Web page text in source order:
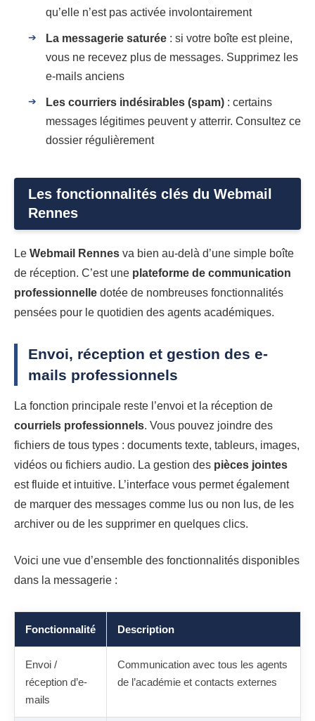
qu’elle n’est pas activée involontairement
La messagerie saturée : si votre boîte est pleine,
vous ne recevez plus de messages. Supprimez les
e-mails anciens
Les courriers indésirables (spam) : certains
messages légitimes peuvent y atterrir. Consultez ce
dossier régulièrement
Les fonctionnalités clés du Webmail
Rennes
Le Webmail Rennes va bien au-delà d’une simple boîte
de réception. C’est une plateforme de communication
professionnelle dotée de nombreuses fonctionnalités
pensées pour le quotidien des agents académiques.
Envoi, réception et gestion des e-
mails professionnels
La fonction principale reste l’envoi et la réception de
courriels professionnels. Vous pouvez joindre des
fichiers de tous types : documents texte, tableurs, images,
vidéos ou fichiers audio. La gestion des pièces jointes
est fluide et intuitive. L’interface vous permet également
de marquer des messages comme lus ou non lus, de les
archiver ou de les supprimer en quelques clics.
Voici une vue d’ensemble des fonctionnalités disponibles
dans la messagerie :
Fonctionnalité Description
Envoi /
réception d’e-
mails
Communication avec tous les agents
de l’académie et contacts externes